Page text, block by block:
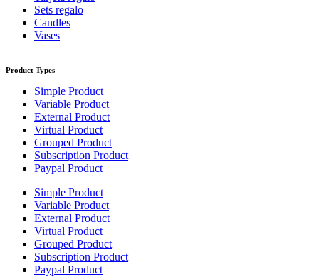
Sets regalo
Candles
Vases
Product Types
Simple Product
Variable Product
External Product
Virtual Product
Grouped Product
Subscription Product
Paypal Product
Simple Product
Variable Product
External Product
Virtual Product
Grouped Product
Subscription Product
Paypal Product